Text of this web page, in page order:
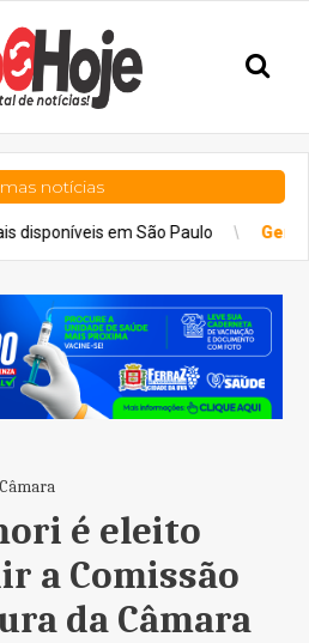
notícias
em São Paulo Geral Previsão
Câmara
é eleito
a Comissão
da Câmara